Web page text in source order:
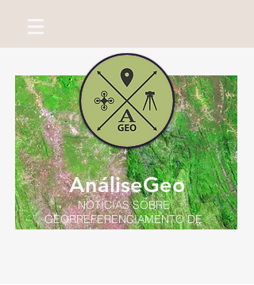
AnáliseGeo
NOTÍCIAS SOBRE
GEORREFERENCIAMENTO DE
IMÓVEIS RURAIS